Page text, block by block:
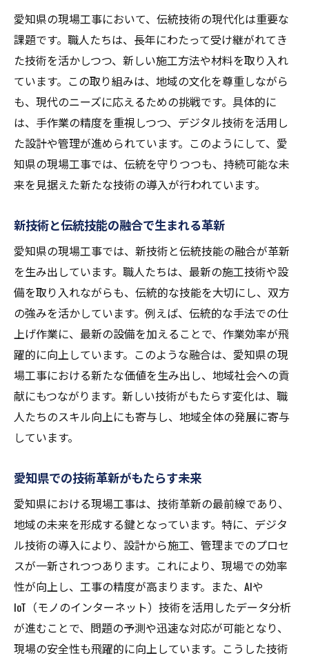
愛知県の現場工事において、伝統技術の現代化は重要な
課題です。職人たちは、長年にわたって受け継がれてき
た技術を活かしつつ、新しい施工方法や材料を取り入れ
ています。この取り組みは、地域の文化を尊重しながら
も、現代のニーズに応えるための挑戦です。具体的に
は、手作業の精度を重視しつつ、デジタル技術を活用し
た設計や管理が進められています。このようにして、愛
知県の現場工事では、伝統を守りつつも、持続可能な未
来を見据えた新たな技術の導入が行われています。
新技術と伝統技能の融合で生まれる革新
愛知県の現場工事では、新技術と伝統技能の融合が革新
を生み出しています。職人たちは、最新の施工技術や設
備を取り入れながらも、伝統的な技能を大切にし、双方
の強みを活かしています。例えば、伝統的な手法での仕
上げ作業に、最新の設備を加えることで、作業効率が飛
躍的に向上しています。このような融合は、愛知県の現
場工事における新たな価値を生み出し、地域社会への貢
献にもつながります。新しい技術がもたらす変化は、職
人たちのスキル向上にも寄与し、地域全体の発展に寄与
しています。
愛知県での技術革新がもたらす未来
愛知県における現場工事は、技術革新の最前線であり、
地域の未来を形成する鍵となっています。特に、デジタ
ル技術の導入により、設計から施工、管理までのプロセ
スが一新されつつあります。これにより、現場での効率
性が向上し、工事の精度が高まります。また、AIや
IoT（モノのインターネット）技術を活用したデータ分析
が進むことで、問題の予測や迅速な対応が可能となり、
現場の安全性も飛躍的に向上しています。こうした技術